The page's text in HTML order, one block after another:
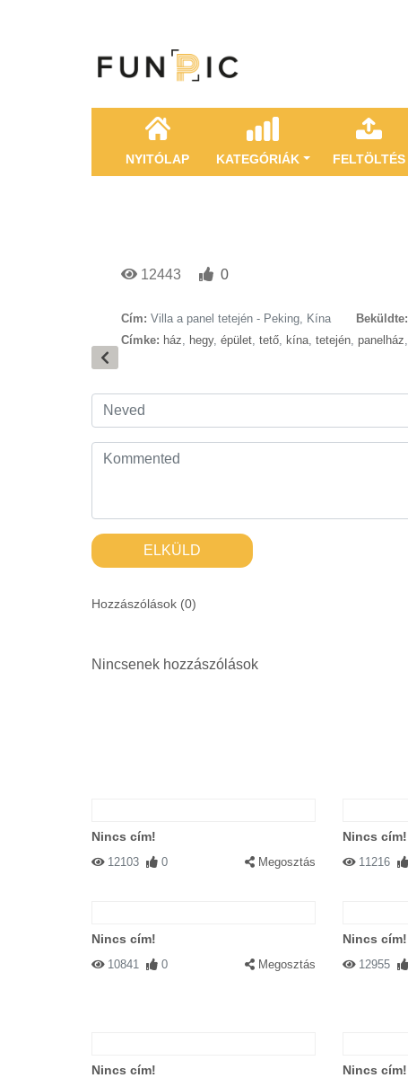
NYITÓLAP KATEGÓRIÁK FELTÖLTÉS
12443 0
Cím: Villa a panel tetején - Peking, Kína Beküldte:
Címke: ház, hegy, épület, tető, kína, tetején, panelház,
ELKÜLD
Hozzászólások (0)
Nincsenek hozzászólások
Nincs cím!
12103 0 Megosztás
Nincs cím!
11216
Nincs cím!
10841 0 Megosztás
Nincs cím!
12955
Nincs cím! Nincs cím!